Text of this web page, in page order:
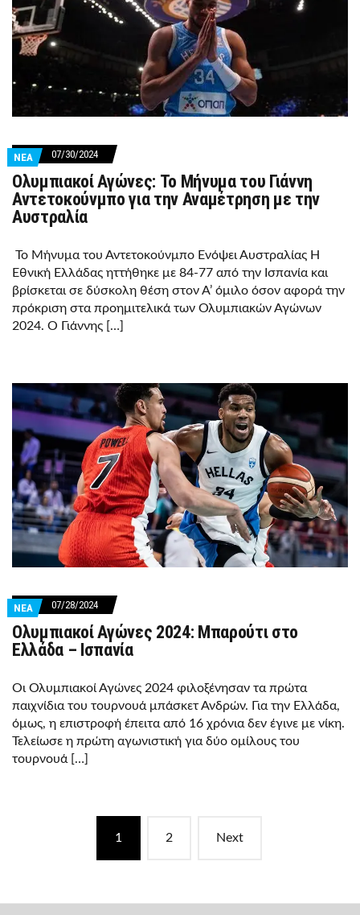
ΝΕΑ 07/30/2024
Ολυμπιακοί Αγώνες: Το Μήνυμα του Γιάννη
Αντετοκούνμπο για την Αναμέτρηση με την
Αυστραλία
Το Μήνυμα του Αντετοκούνμπο Ενόψει Αυστραλίας Η
Εθνική Ελλάδας ηττήθηκε με 84-77 από την Ισπανία και
βρίσκεται σε δύσκολη θέση στον Α’ όμιλο όσον αφορά την
πρόκριση στα προημιτελικά των Ολυμπιακών Αγώνων
2024. Ο Γιάννης […]
ΝΕΑ 07/28/2024
Ολυμπιακοί Αγώνες 2024: Μπαρούτι στο
Ελλάδα – Ισπανία
Οι Ολυμπιακοί Αγώνες 2024 φιλοξένησαν τα πρώτα
παιχνίδια του τουρνουά μπάσκετ Ανδρών. Για την Ελλάδα,
όμως, η επιστροφή έπειτα από 16 χρόνια δεν έγινε με νίκη.
Τελείωσε η πρώτη αγωνιστική για δύο ομίλους του
τουρνουά […]
navigation
1 2 Next